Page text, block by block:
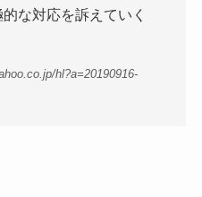
な対応を訴えていく
hl?a=20190916-